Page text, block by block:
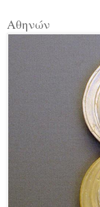
Αθηνών